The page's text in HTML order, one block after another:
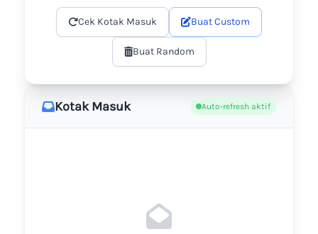
Cek Kotak Masuk Buat Custom
Buat Random
Kotak Masuk Auto-refresh aktif